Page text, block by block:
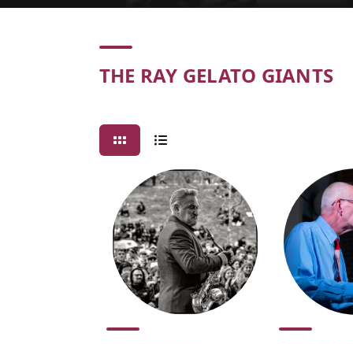
Concert
THE RAY GELATO GIANTS